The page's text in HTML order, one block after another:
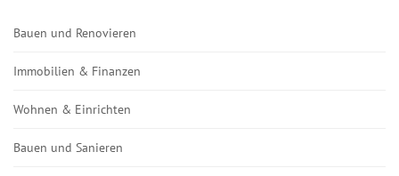
Bauen und Renovieren
Immobilien & Finanzen
Wohnen & Einrichten
Bauen und Sanieren